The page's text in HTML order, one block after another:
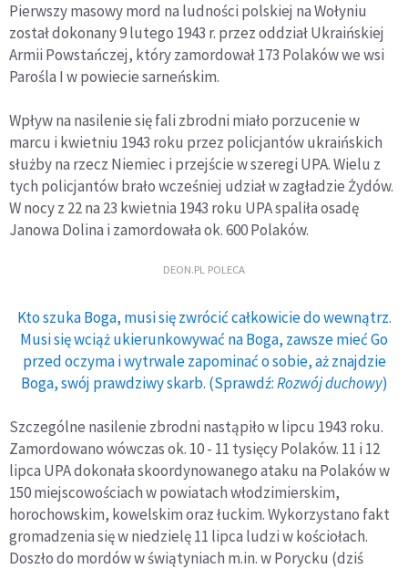
Pierwszy masowy mord na ludności polskiej na Wołyniu
został dokonany 9 lutego 1943 r. przez oddział Ukraińskiej
Armii Powstańczej, który zamordował 173 Polaków we wsi
Parośla I w powiecie sarneńskim.
Wpływ na nasilenie się fali zbrodni miało porzucenie w
marcu i kwietniu 1943 roku przez policjantów ukraińskich
służby na rzecz Niemiec i przejście w szeregi UPA. Wielu z
tych policjantów brało wcześniej udział w zagładzie Żydów.
W nocy z 22 na 23 kwietnia 1943 roku UPA spaliła osadę
Janowa Dolina i zamordowała ok. 600 Polaków.
DEON.PL POLECA
Kto szuka Boga, musi się zwrócić całkowicie do wewnątrz.
Musi się wciąż ukierunkowywać na Boga, zawsze mieć Go
przed oczyma i wytrwale zapominać o sobie, aż znajdzie
Boga, swój prawdziwy skarb. (Sprawdź:Rozwój duchowy)
Szczególne nasilenie zbrodni nastąpiło w lipcu 1943 roku.
Zamordowano wówczas ok. 10 - 11 tysięcy Polaków. 11 i 12
lipca UPA dokonała skoordynowanego ataku na Polaków w
150 miejscowościach w powiatach włodzimierskim,
horochowskim, kowelskim oraz łuckim. Wykorzystano fakt
gromadzenia się w niedzielę 11 lipca ludzi w kościołach.
Doszło do mordów w świątyniach m.in. w Porycku (dziś